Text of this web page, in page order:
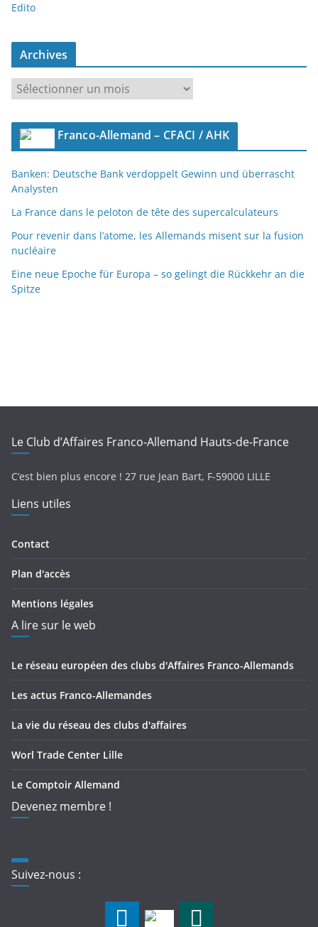
Edito
Archives
r
c
v
e
s
Franco-Allemand – CFACI / AHK
Banken: Deutsche Bank verdoppelt Gewinn und überrascht
Analysten
La France dans le peloton de tête des supercalculateurs
Pour revenir dans l’atome, les Allemands misent sur la fusion
nucléaire
Eine neue Epoche für Europa – so gelingt die Rückkehr an die
Spitze
Le Club d’Affaires Franco-Allemand Hauts-de-France
C’est bien plus encore ! 27 rue Jean Bart, F-59000 LILLE
Liens utiles
Contact
Plan d'accès
Mentions légales
A lire sur le web
Le réseau européen des clubs d'Affaires Franco-Allemands
Les actus Franco-Allemandes
La vie du réseau des clubs d'affaires
Worl Trade Center Lille
Le Comptoir Allemand
Devenez membre !
Suivez-nous :